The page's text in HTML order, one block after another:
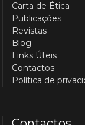
Carta de Ética
Publicações
Revistas
Blog
Links Úteis
Contactos
Política de